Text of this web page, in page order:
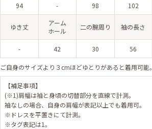
94 - 98 102
ゆき丈
アーム
ホール
二の腕周り 袖の長さ
- 42 30 56
ご自身のサイズより３cmほどゆとりがあると着用可能。
【補足事項】
(※1)肩幅は袖と身頃の切替部分を直線で計測。
袖なしの場合、自身の肩幅が表記以上でも着用可。
※ドレスを平置きにて計測。
※タグ表記は1。